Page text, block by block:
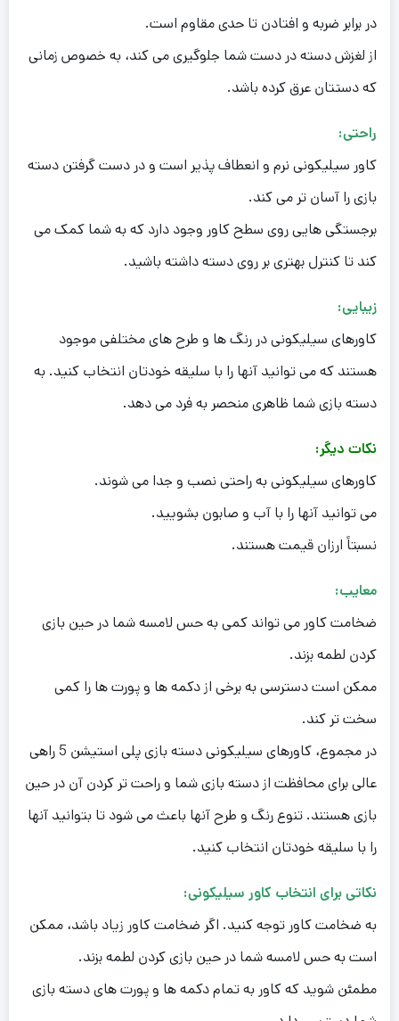
در برابر ضربه و افتادن تا حدی مقاوم است.
از لغزش دسته در دست شما جلوگیری می کند، به خصوص زمانی
که دستتان عرق کرده باشد.
راحتی:
کاور سیلیکونی نرم و انعطاف پذیر است و در دست گرفتن دسته
بازی را آسان تر می کند.
برجستگی هایی روی سطح کاور وجود دارد که به شما کمک می
کند تا کنترل بهتری بر روی دسته داشته باشید.
زیبایی:
کاورهای سیلیکونی در رنگ ها و طرح های مختلفی موجود
هستند که می توانید آنها را با سلیقه خودتان انتخاب کنید. به
دسته بازی شما ظاهری منحصر به فرد می دهد.
نکات دیگر:
کاورهای سیلیکونی به راحتی نصب و جدا می شوند.
می توانید آنها را با آب و صابون بشویید.
نسبتاً ارزان قیمت هستند.
معایب:
ضخامت کاور می تواند کمی به حس لامسه شما در حین بازی
کردن لطمه بزند.
ممکن است دسترسی به برخی از دکمه ها و پورت ها را کمی
سخت تر کند.
در مجموع، کاورهای سیلیکونی دسته بازی پلی استیشن 5 راهی
عالی برای محافظت از دسته بازی شما و راحت تر کردن آن در حین
بازی هستند. تنوع رنگ و طرح آنها باعث می شود تا بتوانید آنها
را با سلیقه خودتان انتخاب کنید.
نکاتی برای انتخاب کاور سیلیکونی:
به ضخامت کاور توجه کنید. اگر ضخامت کاور زیاد باشد، ممکن
است به حس لامسه شما در حین بازی کردن لطمه بزند.
مطمئن شوید که کاور به تمام دکمه ها و پورت های دسته بازی